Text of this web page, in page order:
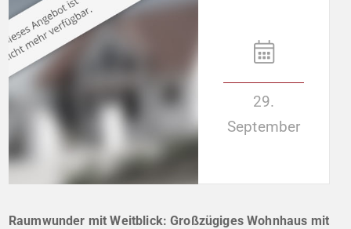
29.
September
Raumwunder mit Weitblick: Großzügiges Wohnhaus mit